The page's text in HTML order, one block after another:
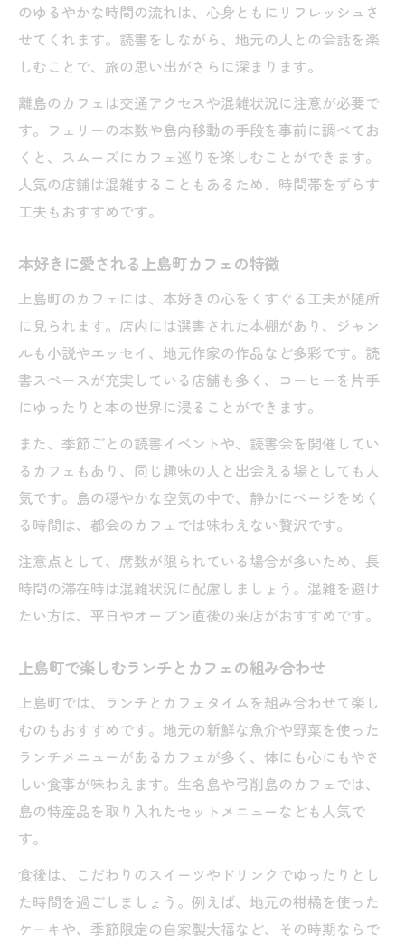
のゆるやかな時間の流れは、心身ともにリフレッシュさ
せてくれます。読書をしながら、地元の人との会話を楽
しむことで、旅の思い出がさらに深まります。
離島のカフェは交通アクセスや混雑状況に注意が必要で
す。フェリーの本数や島内移動の手段を事前に調べてお
くと、スムーズにカフェ巡りを楽しむことができます。
人気の店舗は混雑することもあるため、時間帯をずらす
工夫もおすすめです。
本好きに愛される上島町カフェの特徴
上島町のカフェには、本好きの心をくすぐる工夫が随所
に見られます。店内には選書された本棚があり、ジャン
ルも小説やエッセイ、地元作家の作品など多彩です。読
書スペースが充実している店舗も多く、コーヒーを片手
にゆったりと本の世界に浸ることができます。
また、季節ごとの読書イベントや、読書会を開催してい
るカフェもあり、同じ趣味の人と出会える場としても人
気です。島の穏やかな空気の中で、静かにページをめく
る時間は、都会のカフェでは味わえない贅沢です。
注意点として、席数が限られている場合が多いため、長
時間の滞在時は混雑状況に配慮しましょう。混雑を避け
たい方は、平日やオープン直後の来店がおすすめです。
上島町で楽しむランチとカフェの組み合わせ
上島町では、ランチとカフェタイムを組み合わせて楽し
むのもおすすめです。地元の新鮮な魚介や野菜を使った
ランチメニューがあるカフェが多く、体にも心にもやさ
しい食事が味わえます。生名島や弓削島のカフェでは、
島の特産品を取り入れたセットメニューなども人気で
す。
食後は、こだわりのスイーツやドリンクでゆったりとし
た時間を過ごしましょう。例えば、地元の柑橘を使った
ケーキや、季節限定の自家製大福など、その時期ならで